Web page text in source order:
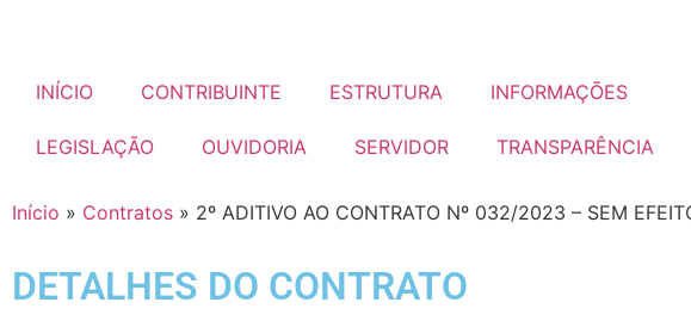
INÍCIO CONTRIBUINTE ESTRUTURA INFORMAÇÕES
LEGISLAÇÃO OUVIDORIA SERVIDOR TRANSPARÊNCIA
Início » Contratos » 2º ADITIVO AO CONTRATO Nº 032/2023 – SEM
DETALHES DO CONTRATO​